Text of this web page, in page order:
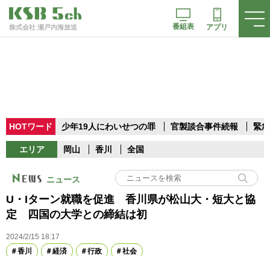
株式会社 瀬戸内海放送 番組表 アプリ
HOTワード 少年19人にわいせつの罪 官製談合事件続報 緊
エリア 岡山 香川 全国
ニュース
U・Iターン就職を促進 香川県が松山大・短大と協
定 四国の大学との締結は初
2024/2/15 18:17
香川
経済 行政 社会